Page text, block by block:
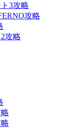
3攻略
攻略
攻略